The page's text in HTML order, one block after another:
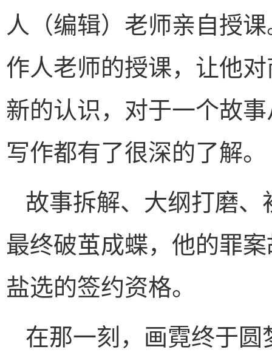
人（编辑）老师亲自授
作人老师的授课，让他
新的认识，对于一个故
写作都有了很深的了解。
故事拆解、大纲打磨
最终破茧成蝶，他的罪
盐选的签约资格。
在那一刻，画霓终于圆